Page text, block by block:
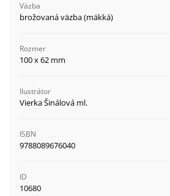
Väzba
brožovaná väzba (mäkká)
Rozmer
100 x 62 mm
Ilustrátor
Vierka Šinálová ml.
ISBN
9788089676040
ID
10680